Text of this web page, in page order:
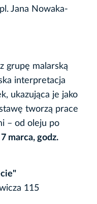
Jana Nowaka-
grupę malarską
interpretacja
ukazująca je jako
tworzą prace
– od oleju po
marca, godz.
115